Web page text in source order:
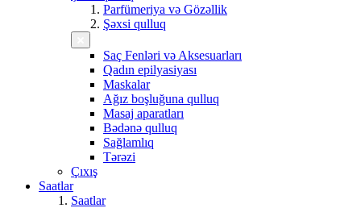
Parfümeriya və Gözəllik
Şəxsi qulluq
Saç Fenləri və Aksesuarları
Qadın epilyasiyası
Maskalar
Ağız boşluğuna qulluq
Masaj aparatları
Bədənə qulluq
Sağlamlıq
Tərəzi
Çıxış
Saatlar
Saatlar